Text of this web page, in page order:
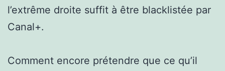
l’extrême droite suffit à être blacklistée par
Canal+.
Comment encore prétendre que ce qu’il